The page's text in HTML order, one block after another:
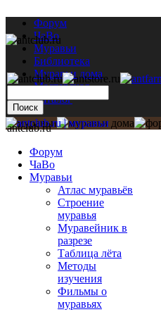
Форум
ЧаВо
Муравьи
Библиотека
Муравьи дома
Мастерская
Каталог
antclub.ru
Форум
ЧаВо
Муравьи
Атлас муравьёв
Строение
муравья
Муравейник в
разрезе
Таблица лёта
Методы
изучения
Фильмы о
муравьях